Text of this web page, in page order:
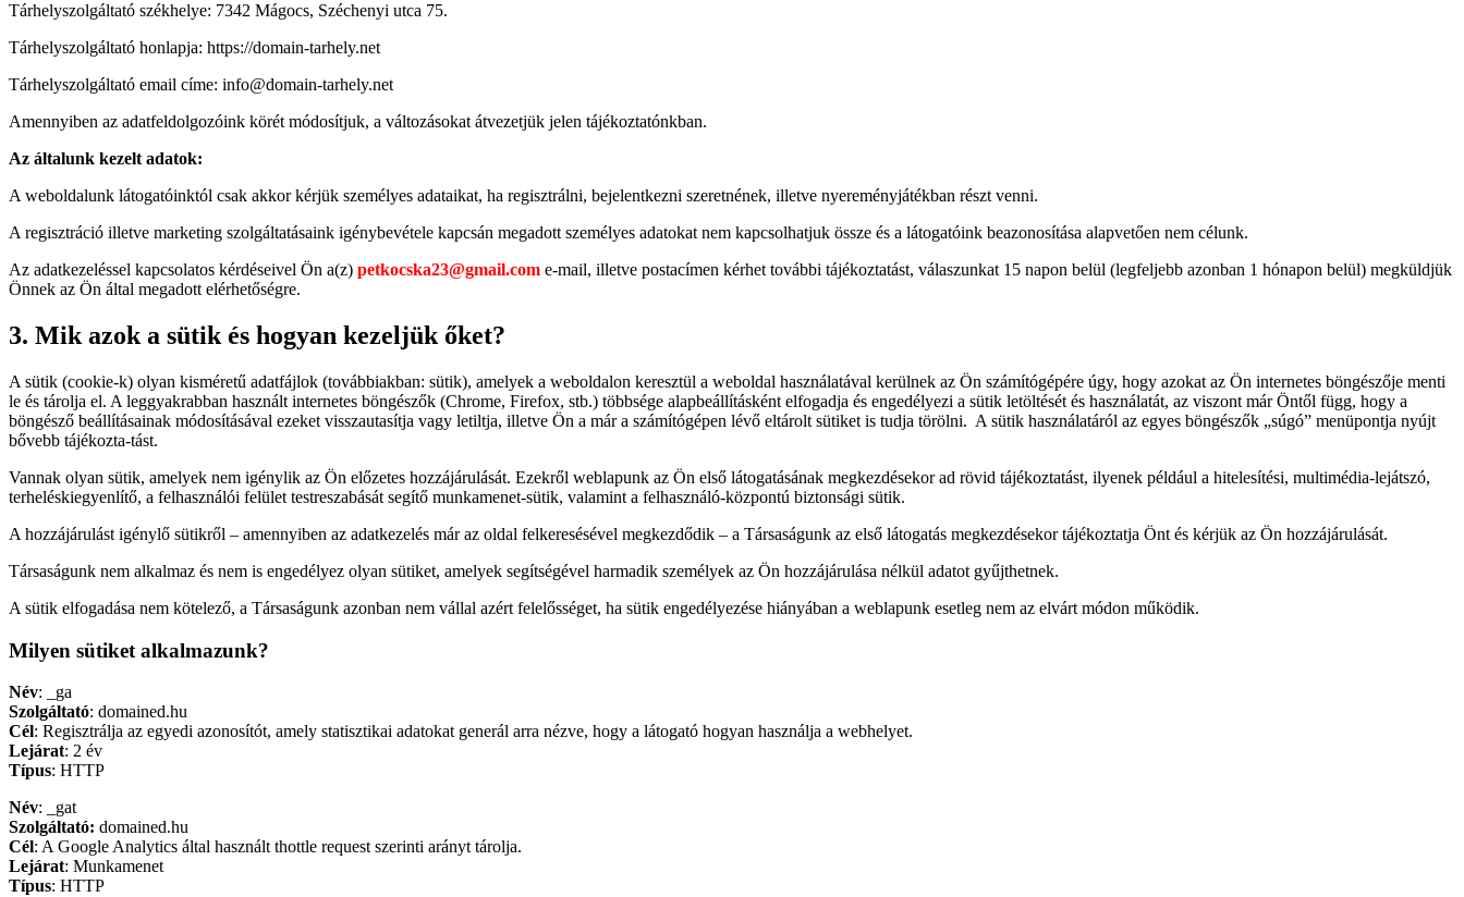
Tárhelyszolgáltató székhelye: 7342 Mágocs, Széchenyi utca 75.
Tárhelyszolgáltató honlapja: https://domain-tarhely.net
Tárhelyszolgáltató email címe: info@domain-tarhely.net
Amennyiben az adatfeldolgozóink körét módosítjuk, a változásokat átvezetjük jelen tájékoztatónkban.
Az általunk kezelt adatok:
A weboldalunk látogatóinktól csak akkor kérjük személyes adataikat, ha regisztrálni, bejelentkezni szeretnének, illetve nyereményjátékban részt venni.
A regisztráció illetve marketing szolgáltatásaink igénybevétele kapcsán megadott személyes adatokat nem kapcsolhatjuk össze és a látogatóink beazonosítása alapvetően nem célunk.
Az adatkezeléssel kapcsolatos kérdéseivel Ön a(z) petkocska23@gmail.com e-mail, illetve postacímen kérhet további tájékoztatást, válaszunkat 15 napon belül (legfeljebb azonban 1 hónapon belül) megküldjük
Önnek az Ön által megadott elérhetőségre.
3. Mik azok a sütik és hogyan kezeljük őket?
A sütik (cookie-k) olyan kisméretű adatfájlok (továbbiakban: sütik), amelyek a weboldalon keresztül a weboldal használatával kerülnek az Ön számítógépére úgy, hogy azokat az Ön internetes böngészője menti
le és tárolja el. A leggyakrabban használt internetes böngészők (Chrome, Firefox, stb.) többsége alapbeállításként elfogadja és engedélyezi a sütik letöltését és használatát, az viszont már Öntől függ, hogy a
böngésző beállításainak módosításával ezeket visszautasítja vagy letiltja, illetve Ön a már a számítógépen lévő eltárolt sütiket is tudja törölni. A sütik használatáról az egyes böngészők „súgó” menüpontja nyújt
bővebb tájékozta-tást.
Vannak olyan sütik, amelyek nem igénylik az Ön előzetes hozzájárulását. Ezekről weblapunk az Ön első látogatásának megkezdésekor ad rövid tájékoztatást, ilyenek például a hitelesítési, multimédia-lejátszó,
terheléskiegyenlítő, a felhasználói felület testreszabását segítő munkamenet-sütik, valamint a felhasználó-központú biztonsági sütik.
A hozzájárulást igénylő sütikről – amennyiben az adatkezelés már az oldal felkeresésével megkezdődik – a Társaságunk az első látogatás megkezdésekor tájékoztatja Önt és kérjük az Ön hozzájárulását.
Társaságunk nem alkalmaz és nem is engedélyez olyan sütiket, amelyek segítségével harmadik személyek az Ön hozzájárulása nélkül adatot gyűjthetnek.
A sütik elfogadása nem kötelező, a Társaságunk azonban nem vállal azért felelősséget, ha sütik engedélyezése hiányában a weblapunk esetleg nem az elvárt módon működik.
Milyen sütiket alkalmazunk?
Név: _ga
Szolgáltató: domained.hu
Cél: Regisztrálja az egyedi azonosítót, amely statisztikai adatokat generál arra nézve, hogy a látogató hogyan használja a webhelyet.
Lejárat: 2 év
Típus: HTTP
Név: _gat
Szolgáltató: domained.hu
Cél: A Google Analytics által használt thottle request szerinti arányt tárolja.
Lejárat: Munkamenet
Típus: HTTP